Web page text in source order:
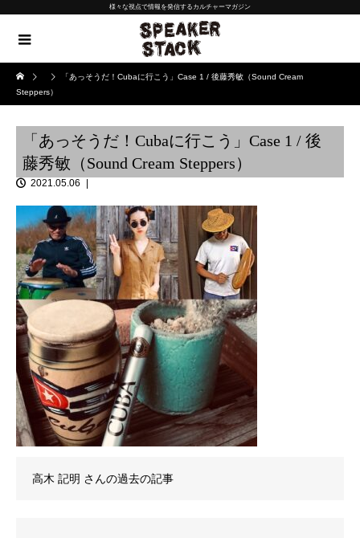
様々な視点で情報を発信するカルチャーマガジン
「あっそうだ！Cubaに行こう」Case 1 / 後藤秀敏（Sound Cream
Steppers）
「あっそうだ！Cubaに行こう」Case 1 / 後
藤秀敏（Sound Cream Steppers）
2021.05.06
高木 記明 さんの過去の記事